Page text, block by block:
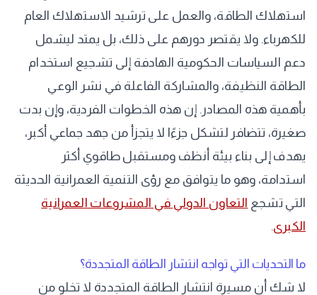
استهلاك الطاقة، والعمل على ترشيد الاستهلاك العام
للكهرباء. ولا يقتصر دورهم على ذلك، بل يمتد ليشمل
دعم السياسات الحكومية الهادفة إلى تشجيع استخدام
الطاقة النظيفة، والمشاركة الفاعلة في نشر الوعي
بأهمية هذه المصادر. إن هذه الخطوات الفردية، وإن بدت
صغيرة، تتضافر لتشكل جزءًا لا يتجزأ من جهد جماعي أكبر،
يهدف إلى بناء بيئة أنظف ومستقبل طاقوي أكثر
استدامة، وهو ما يتوافق مع رؤى التنمية العمرانية الحديثة
التي تشجع التعاون الدولي في المشروعات العمرانية
الكبرى.
ما التحديات التي تواجه انتشار الطاقة المتجددة؟
لا شك أن مسيرة انتشار الطاقة المتجددة لا تخلو من